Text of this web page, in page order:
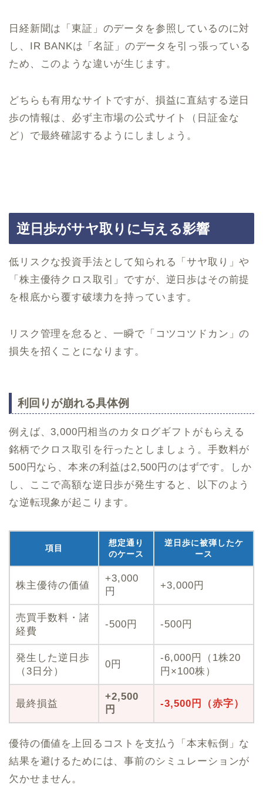
日経新聞は「東証」のデータを参照しているのに対
し、IR BANKは「名証」のデータを引っ張っている
ため、このような違いが生じます。
どちらも有用なサイトですが、損益に直結する逆日
歩の情報は、必ず主市場の公式サイト（日証金な
ど）で最終確認するようにしましょう。
逆日歩がサヤ取りに与える影響
低リスクな投資手法として知られる「サヤ取り」や
「株主優待クロス取引」ですが、逆日歩はその前提
を根底から覆す破壊力を持っています。
リスク管理を怠ると、一瞬で「コツコツドカン」の
損失を招くことになります。
利回りが崩れる具体例
例えば、3,000円相当のカタログギフトがもらえる
銘柄でクロス取引を行ったとしましょう。手数料が
500円なら、本来の利益は2,500円のはずです。しか
し、ここで高額な逆日歩が発生すると、以下のよう
な逆転現象が起こります。
項目
想定通り
のケース
逆日歩に被弾したケ
ース
株主優待の価値
+3,000
円
+3,000円
売買手数料・諸
経費
-500円 -500円
発生した逆日歩
（3日分）
0円
-6,000円（1株20
円×100株）
最終損益
+2,500
円
-3,500円（赤字）
優待の価値を上回るコストを支払う「本末転倒」な
結果を避けるためには、事前のシミュレーションが
欠かせません。